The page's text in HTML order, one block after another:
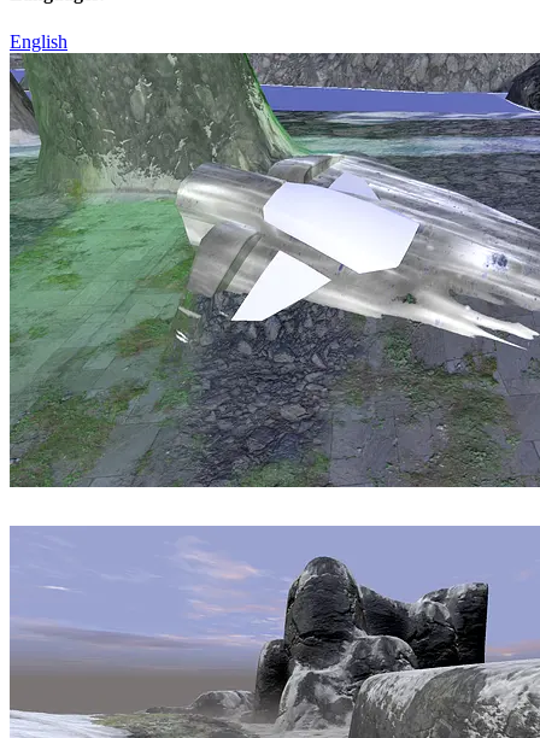
English